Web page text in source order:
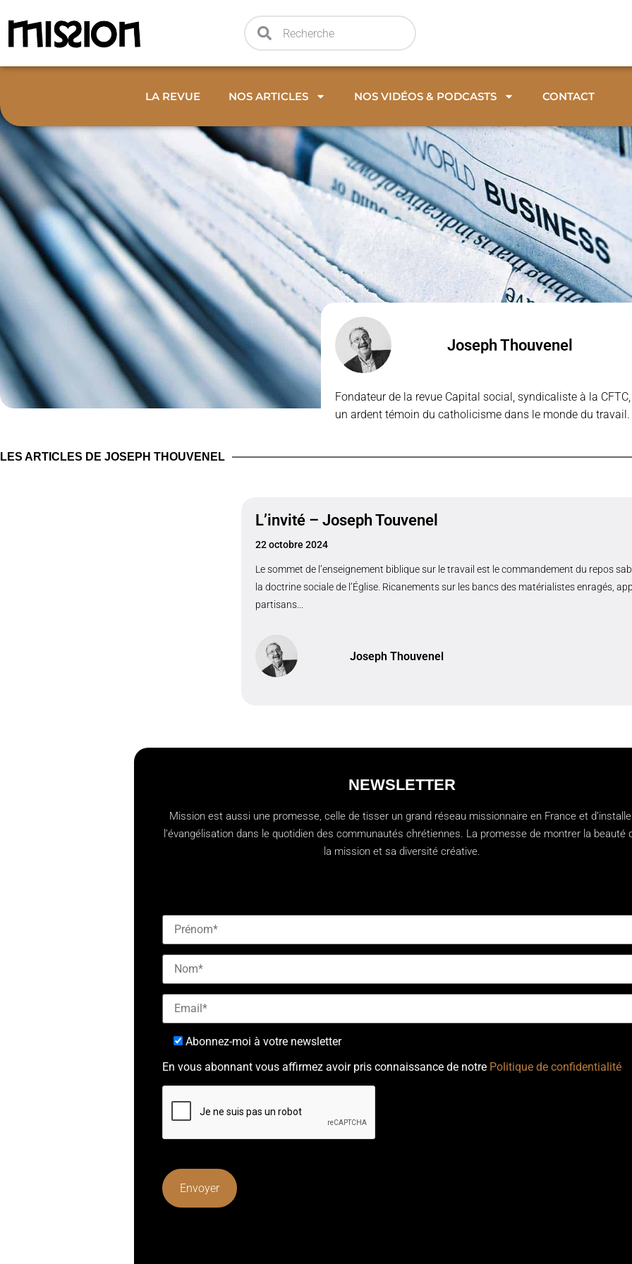
LA REVUE NOS ARTICLES NOS VIDÉOS & PODCASTS CONTACT
Joseph Thouvenel
Fondateur de la revue Capital social, syndicaliste à la
un ardent témoin du catholicisme dans le monde du travail.
LES ARTICLES DE JOSEPH THOUVENEL
L’invité – Joseph Touvenel
22 octobre 2024
Le sommet de l’enseignement biblique sur le travail est le commandement du repos
la doctrine sociale de l’Église. Ricanements sur les bancs des matérialistes enragés,
partisans...
Joseph Thouvenel
NEWSLETTER
Mission est aussi une promesse, celle de tisser un grand réseau missionnaire en France et
l’évangélisation dans le quotidien des communautés chrétiennes. La promesse de montrer la beauté
la mission et sa diversité créative.
Abonnez-moi à votre newsletter
En vous abonnant vous affirmez avoir pris connaissance de notre Politique de confidentialité